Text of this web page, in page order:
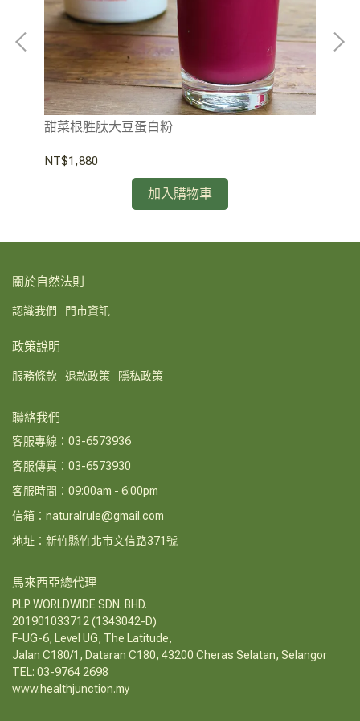
甜菜根胜肽大豆蛋白粉
NT$1,880
加入購物車
關於自然法則
認識我們 門市資訊
政策說明
服務條款 退款政策 隱私政策
聯絡我們
客服專線：03-6573936
客服傳真：03-6573930
客服時間：09:00am - 6:00pm
信箱：naturalrule@gmail.com
地址：新竹縣竹北市文信路371號
馬來西亞總代理
PLP WORLDWIDE SDN. BHD.
201901033712 (1343042-D)
F-UG-6, Level UG, The Latitude,
Jalan C180/1, Dataran C180, 43200 Cheras Selatan, Selangor
TEL: 03-9764 2698
www.healthjunction.my